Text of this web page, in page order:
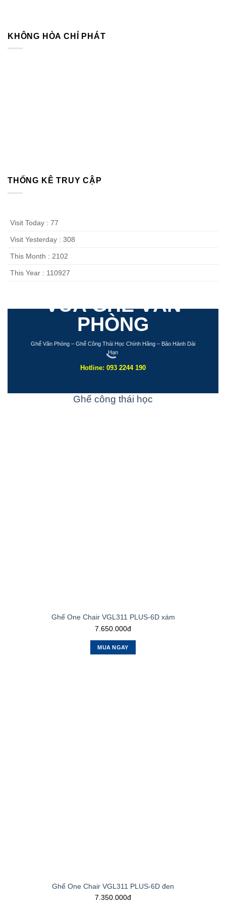
KHÔNG HÒA CHỈ PHÁT
THỐNG KÊ TRUY CẬP
Visit Today : 77
Visit Yesterday : 308
This Month : 2102
This Year : 110927
VUA GHẾ VĂN
PHÒNG
Ghế Văn Phòng – Ghế Công Thái Học Chính Hãng – Bảo Hành Dài
Hạn
Hotline: 093 2244 190
Ghế công thái học
Ghế One Chair VGL311 PLUS-6D xám
7.650.000đ
MUA NGAY
Ghế One Chair VGL311 PLUS-6D đen
7.350.000đ